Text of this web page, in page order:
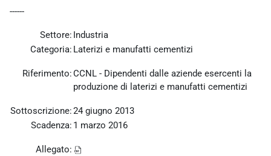
------
Settore: Industria
Categoria: Laterizi e manufatti cementizi
Riferimento:CCNL - Dipendenti dalle aziende esercenti la
produzione di laterizi e manufatti cementizi
Sottoscrizione:24 giugno 2013
Scadenza: 1 marzo 2016
Allegato: